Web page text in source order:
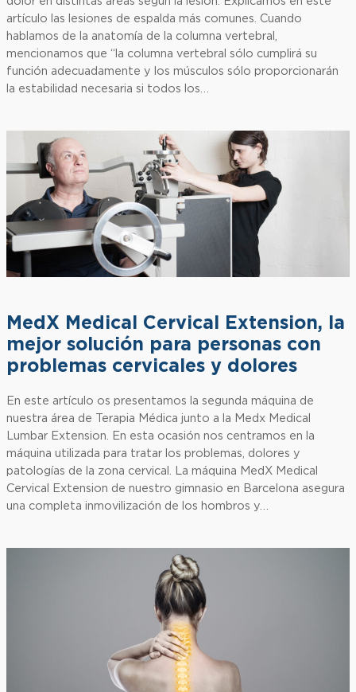
artículo las lesiones de espalda más comunes. Cuando
hablamos de la anatomía de la columna vertebral,
mencionamos que “la columna vertebral sólo cumplirá su
función adecuadamente y los músculos sólo proporcionarán
la estabilidad necesaria si todos los…
MedX Medical Cervical Extension, la
mejor solución para personas con
problemas cervicales y dolores
En este artículo os presentamos la segunda máquina de
nuestra área de Terapia Médica junto a la Medx Medical
Lumbar Extension. En esta ocasión nos centramos en la
máquina utilizada para tratar los problemas, dolores y
patologías de la zona cervical. La máquina MedX Medical
Cervical Extension de nuestro gimnasio en Barcelona asegura
una completa inmovilización de los hombros y…